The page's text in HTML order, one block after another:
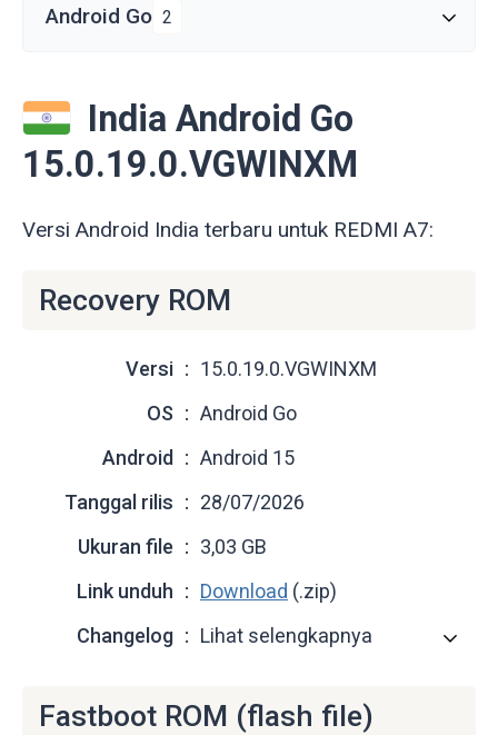
Android Go 2
India Android Go
15.0.19.0.VGWINXM
Versi Android India terbaru untuk REDMI A7:
Recovery ROM
Versi
15.0.19.0.VGWINXM
OS
Android Go
Android
Android 15
Tanggal rilis
28/07/2026
Ukuran file
3,03 GB
Link unduh
Download (.zip)
Changelog
Lihat selengkapnya
Fastboot ROM (flash file)